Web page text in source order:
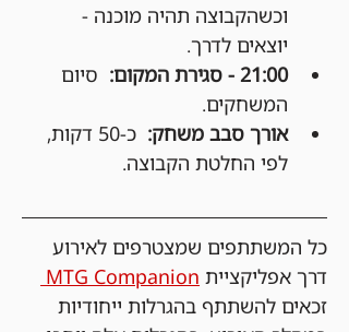
וכשהקבוצה תהיה מוכנה -
יוצאים לדרך.
21:00 - סגירת המקום:
סיום
המשחקים.
אורך סבב משחק:
כ-50 דקות,
לפי החלטת הקבוצה.
כל המשתתפים שמצטרפים לאירוע
דרך אפליקציית MTG Companion
זכאים להשתתף בהגרלות ייחודיות